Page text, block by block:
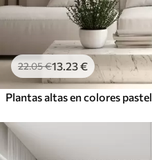
22.05€13 .23€
Plantas altas en colores pastel